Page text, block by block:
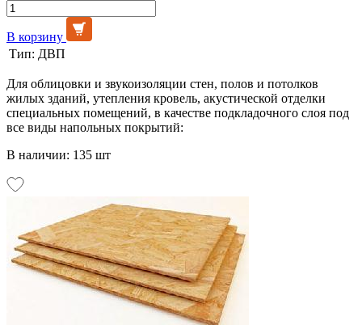
В корзину
Тип: ДВП
Для облицовки и звукоизоляции стен, полов и потолков
жилых зданий, утепления кровель, акустической отделки
специальных помещений, в качестве подкладочного слоя под
все виды напольных покрытий:
В наличии: 135 шт